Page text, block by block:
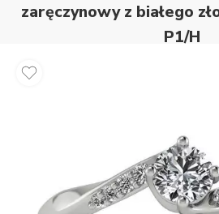
zaręczynowy z białego
P1/H